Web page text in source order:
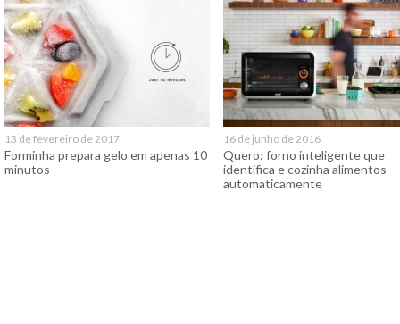
13 de fevereiro de 2017
Forminha prepara gelo em apenas 10
minutos
16 de junho de 2016
Quero: forno inteligente que
identifica e cozinha alimentos
automaticamente